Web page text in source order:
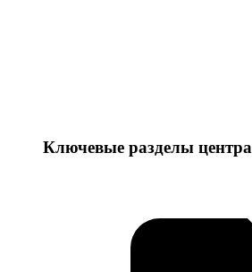
Ключевые разделы центра